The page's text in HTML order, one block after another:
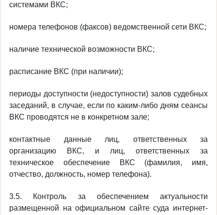
системами ВКС;
номера телефонов (факсов) ведомственной сети ВКС;
наличие технической возможности ВКС;
расписание ВКС (при наличии);
периоды доступности (недоступности) залов судебных
заседаний, в случае, если по каким-либо дням сеансы
ВКС проводятся не в конкретном зале;
контактные данные лиц, ответственных за
организацию ВКС, и лиц, ответственных за
техническое обеспечение ВКС (фамилия, имя,
отчество, должность, номер телефона).
3.5. Контроль за обеспечением актуальности
размещенной на официальном сайте суда интернет-